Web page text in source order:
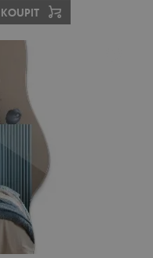
KOUPIT